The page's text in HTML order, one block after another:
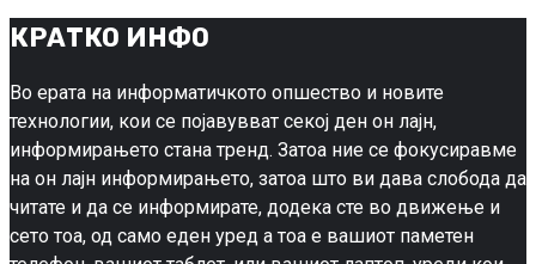
КРАТКО ИНФО
Во ерата на информатичкото опшество и новите
технологии, кои се појавувват секој ден он лајн,
информирањето стана тренд. Затоа ние се фокусиравме
на он лајн информирањето, затоа што ви дава слобода да
читате и да се информирате, додека сте во движење и
сето тоа, од само еден уред а тоа е вашиот паметен